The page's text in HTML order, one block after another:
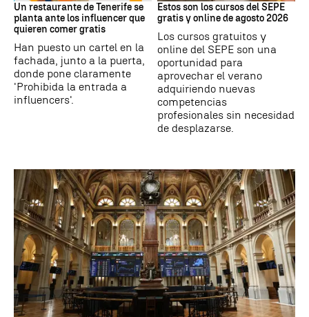
Un restaurante de Tenerife se
planta ante los influencer que
quieren comer gratis
Han puesto un cartel en la
fachada, junto a la puerta,
donde pone claramente
'Prohibida la entrada a
influencers'.
Estos son los cursos del SEPE
gratis y online de agosto 2026
Los cursos gratuitos y
online del SEPE son una
oportunidad para
aprovechar el verano
adquiriendo nuevas
competencias
profesionales sin necesidad
de desplazarse.